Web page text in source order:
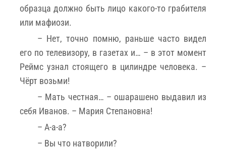
образца должно быть лицо какого-то грабителя
или мафиози.
– Нет, точно помню, раньше часто видел
его по телевизору, в газетах и… – в этот момент
Реймс узнал стоящего в цилиндре человека. –
Чёрт возьми!
– Мать честная… – ошарашено выдавил из
себя Иванов. – Мария Степановна!
– А-а-а?
– Вы что натворили?